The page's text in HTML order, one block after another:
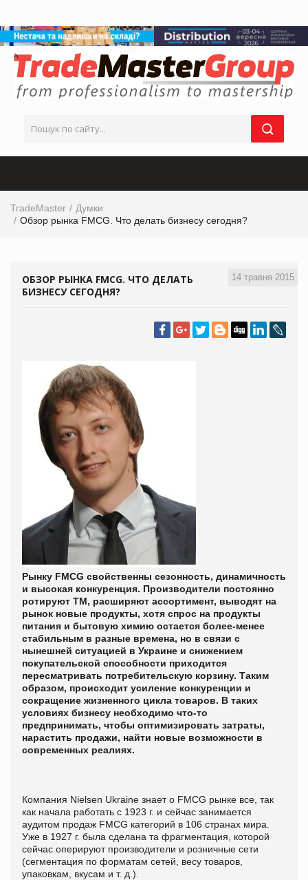
TradeMaster
Думки
Обзор рынка FMCG. Что делать бизнесу сегодня?
14 травня 2015
ОБЗОР РЫНКА FMCG. ЧТО ДЕЛАТЬ
БИЗНЕСУ СЕГОДНЯ?
Рынку FMCG свойственны сезонность, динамичность
и высокая конкуренция. Производители постоянно
ротируют ТМ, расширяют ассортимент, выводят на
рынок новые продукты, хотя спрос на продукты
питания и бытовую химию остается более-менее
стабильным в разные времена, но в связи с
нынешней ситуацией в Украине и снижением
покупательской способности приходится
пересматривать потребительскую корзину. Таким
образом, происходит усиление конкуренции и
сокращение жизненного цикла товаров. В таких
условиях бизнесу необходимо что-то
предпринимать, чтобы оптимизировать затраты,
нарастить продажи, найти новые возможности в
современных реалиях.
Компания Nielsen Ukraine знает о FMCG рынке все, так
как начала работать с 1923 г. и сейчас занимается
аудитом продаж FMCG категорий в 106 странах мира.
Уже в 1927 г. была сделана та фрагментация, которой
сейчас оперируют производители и розничные сети
(сегментация по форматам сетей, весу товаров,
упаковкам, вкусам и т. д.).